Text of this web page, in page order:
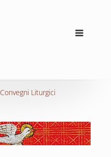
Convegni Liturgici